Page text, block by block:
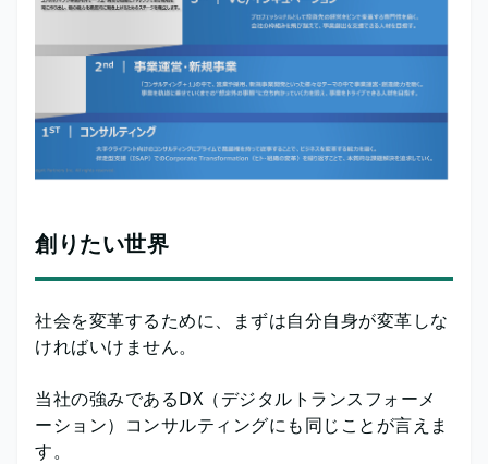
創りたい世界
社会を変革するために、まずは自分自身が変革しな
ければいけません。
当社の強みであるDX（デジタルトランスフォーメ
ーション）コンサルティングにも同じことが言えま
す。